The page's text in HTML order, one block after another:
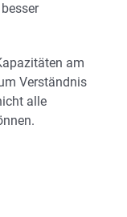
am
Verständnis
alle